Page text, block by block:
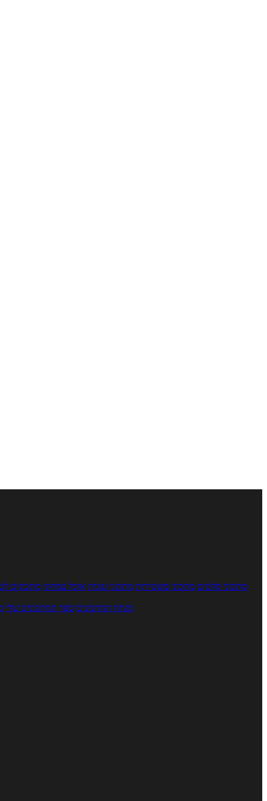
מתכוני סלטים מתכוני פשטידות מתכוני עוגות אוכל צמחוני מתכונים
מנתח המתכונים ספר המתכונים שלי